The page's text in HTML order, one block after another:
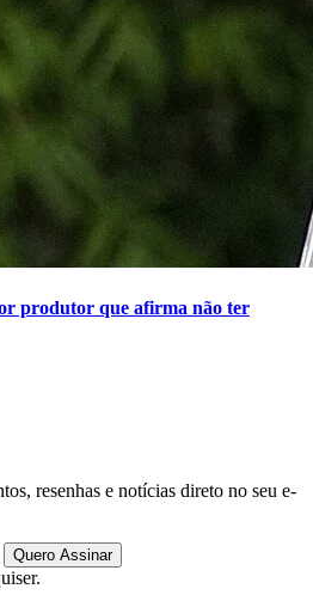
produtor que afirma não ter
resenhas e notícias direto no seu e-
Quero Assinar